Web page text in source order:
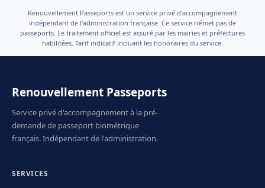
Renouvellement Passeports est un service privé d'accompagnement
indépendant de l'administration française. Ce service n'émet pas de
passeports. Le traitement officiel est assuré par les mairies et préfectures
habilitées. Tarif indicatif incluant les honoraires du service.
Renouvellement Passeports
Service privé d'accompagnement à la pré-
demande de passeport biométrique
français. Indépendant de l'administration.
SERVICES